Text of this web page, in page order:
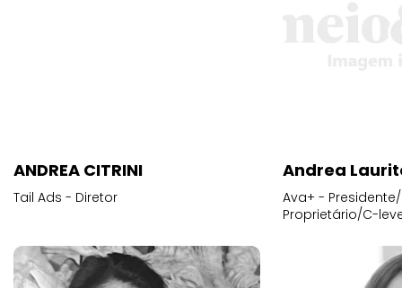
ANDREA CITRINI
Tail Ads - Diretor
Andrea
Ava+ -
Proprietário/C-